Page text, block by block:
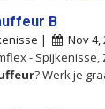
B
| Nov 4,
-
? Werk je